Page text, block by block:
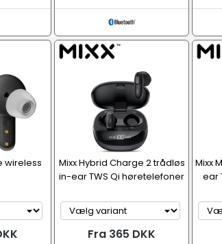
wireless
Mixx Hybrid Charge 2 trådløs
in-ear TWS Qi høretelefoner
Fra 365 DKK
Mixx
ear